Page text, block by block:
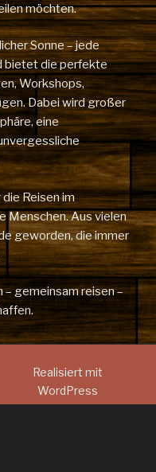
möchten.
Sonne – jede
bietet die perfekte
Workshops,
Dabei wird großer
eine
Reisen im
Menschen. Aus vielen
geworden, die immer
– gemeinsam reisen –
Realisiert mit
WordPress